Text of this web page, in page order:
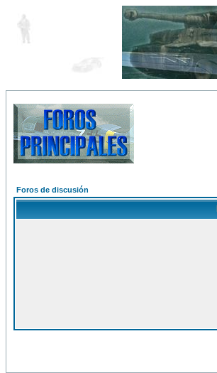
Foros de discusión